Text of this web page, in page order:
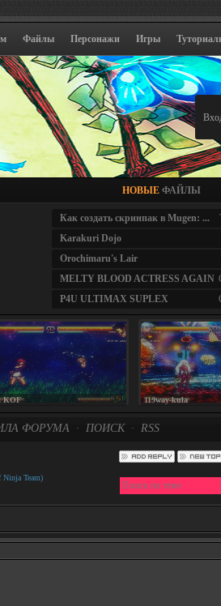
Файлы Персонажи Игры
НОВЫЕФАЙЛЫ
Как создать скринпак в Mugen: ...
Karakuri Dojo
Orochimaru's Lair
MELTY BLOOD ACTRESS AGAIN
P4U ULTIMAX SUPLEX
KOF 119way-kula
ФОРУМА · ПОИСК · RSS
Ninja Team)